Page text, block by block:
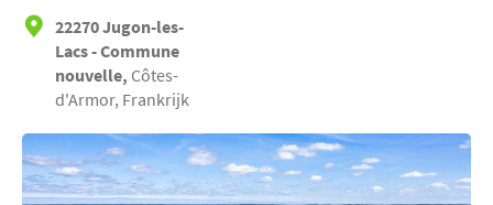
22270 Jugon-les-
Lacs - Commune
nouvelle, Côtes-
d'Armor, Frankrijk